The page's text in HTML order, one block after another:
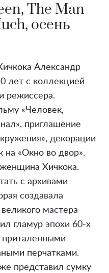
The Man
осень
Александр
лет с коллекцией
режиссера.
«Человек,
приглашение
декорации
«Окно во двор».
женщина Хичкока.
с архивами
создавала
мастера
гламур эпохи 60-х
перчатками.
представил сумку